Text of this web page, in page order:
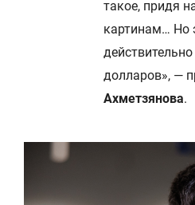
такое, придя
картинам… Но
долларов», —
Ахметзянова.